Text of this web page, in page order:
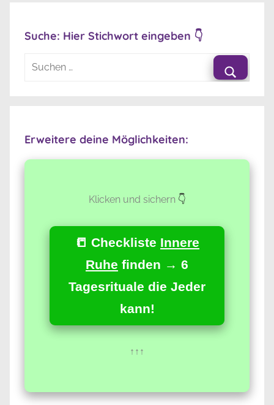
Suche: Hier Stichwort eingeben 👇
Suchen
Erweitere deine Möglichkeiten:
Klicken und sichern👇
📒 Checkliste Innere
Ruhe finden → 6
Tagesrituale die Jeder
kann!
↑↑↑